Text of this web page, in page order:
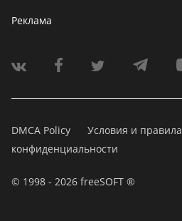
Реклама
DMCA Policy Условия и правила
конфиденциальности
© 1998 - 2026 freeSOFT ®